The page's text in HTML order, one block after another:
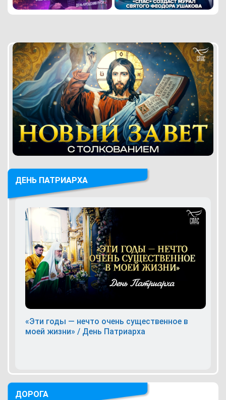
ДЕНЬ ПАТРИАРХА
«Эти годы — нечто очень существенное в
моей жизни» / День Патриарха
ДОРОГА